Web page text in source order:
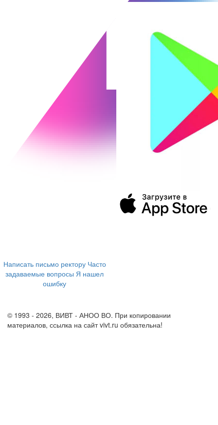
Написать письмо ректору Часто
задаваемые вопросы Я нашел
ошибку
© 1993 - 2026, ВИВТ - АНОО ВО. При копировании
материалов, ссылка на сайт vivt.ru обязательна!